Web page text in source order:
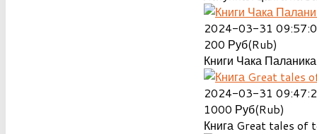
2024-03-31
200 Руб(Rub)
Книги Чака
2024-03-31
1000 Руб(Rub)
Книга Great tales of